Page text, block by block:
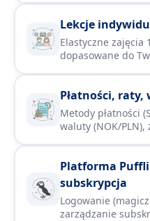
sytuacjach
Lekcje
Elastyczne zajęcia
dopasowane do
w dedykowanym
Płatności,
Metody płatności
waluty (NOK/
Platforma
subskrypcja
Logowanie
zarządzanie